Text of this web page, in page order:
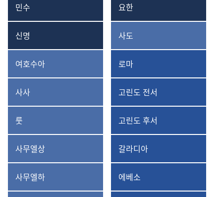
민수기
민수
신명기
신명
여호수아
여호수아
사사기
사사
룻기
룻
사무엘상
사무엘상
사무엘하
사무엘하
요한복음
요한
사도행전
사도
로마서
로마
고린도
전서
고린도 전서
고린도
후서
고린도 후서
갈라디아서
갈라디아
에베소서
에베소